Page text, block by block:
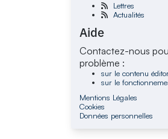
Lettres
Actualités
Aide
Contactez-nous
problème :
sur le contenu
sur le
Mentions Légales
Cookies
Données personnelles